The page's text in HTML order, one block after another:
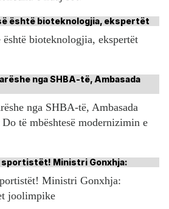
bioteknologjia, ekspertët
nga SHBA-të, Ambasada
të mbështesë modernizimin e
Ministri Gonxhja:
joolimpike